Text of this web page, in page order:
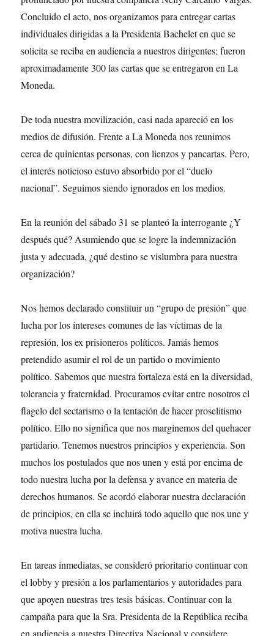
Concluido el acto, nos organizamos para entregar cartas
individuales dirigidas a la Presidenta Bachelet en que se
solicita se reciba en audiencia a nuestros dirigentes; fueron
aproximadamente 300 las cartas que se entregaron en La
Moneda.
De toda nuestra movilización, casi nada apareció en los
medios de difusión. Frente a La Moneda nos reunimos
cerca de quinientas personas, con lienzos y pancartas. Pero,
el interés noticioso estuvo absorbido por el “duelo
nacional”. Seguimos siendo ignorados en los medios.
En la reunión del sábado 31 se planteó la interrogante ¿Y
después qué? Asumiendo que se logre la indemnización
justa y adecuada, ¿qué destino se vislumbra para nuestra
organización?
Nos hemos declarado constituir un “grupo de presión” que
lucha por los intereses comunes de las víctimas de la
represión, los ex prisioneros políticos. Jamás hemos
pretendido asumir el rol de un partido o movimiento
político. Sabemos que nuestra fortaleza está en la diversidad,
tolerancia y fraternidad. Procuramos evitar entre nosotros el
flagelo del sectarismo o la tentación de hacer proselitismo
político. Ello no significa que nos marginemos del quehacer
partidario. Tenemos nuestros principios y experiencia. Son
muchos los postulados que nos unen y está por encima de
todo nuestra lucha por la defensa y avance en materia de
derechos humanos. Se acordó elaborar nuestra declaración
de principios, en ella se incluirá todo aquello que nos une y
motiva nuestra lucha.
En tareas inmediatas, se consideró prioritario continuar con
el lobby y presión a los parlamentarios y autoridades para
que apoyen nuestras tres tesis básicas. Continuar con la
campaña para que la Sra. Presidenta de la República reciba
en audiencia a nuestra Directiva Nacional y considere